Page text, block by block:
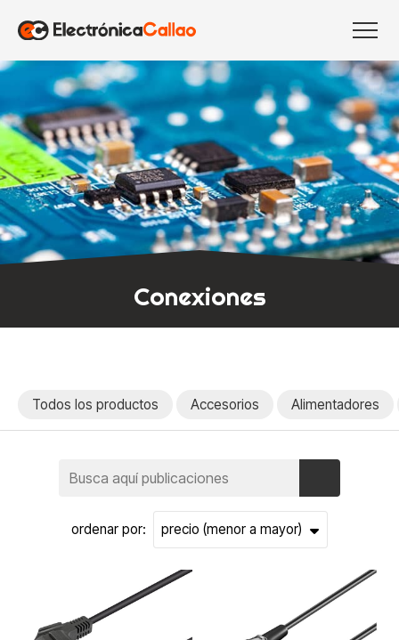
Conexiones
Todos los productos Accesorios Alimentadores
ordenar por: